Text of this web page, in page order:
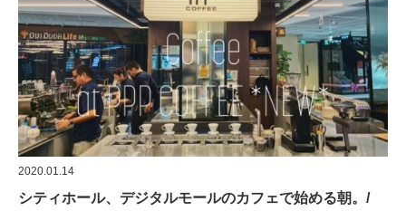
2020.01.14
シティホール、デジタルモールのカフェで始める朝。/